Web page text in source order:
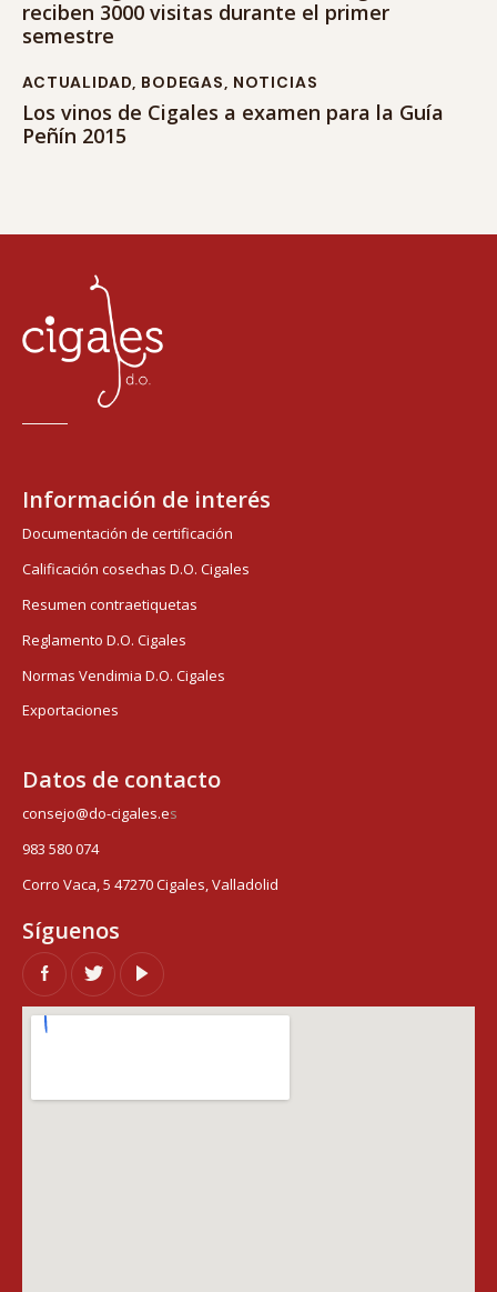
reciben 3000 visitas durante el primer
semestre
ACTUALIDAD, BODEGAS, NOTICIAS
Los vinos de Cigales a examen para la Guía
Peñín 2015
Información de interés
Documentación de certificación
Calificación cosechas D.O. Cigales
Resumen contraetiquetas
Reglamento D.O. Cigales
Normas Vendimia D.O. Cigales
Exportaciones
Datos de contacto
consejo@do-cigales.es
983 580 074
Corro Vaca, 5 47270 Cigales, Valladolid
Síguenos